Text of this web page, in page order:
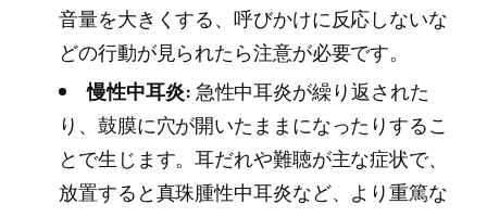
音量を大きくする、呼びかけに反応しないな
どの行動が見られたら注意が必要です。
慢性中耳炎:急性中耳炎が繰り返された
り、鼓膜に穴が開いたままになったりするこ
とで生じます。耳だれや難聴が主な症状で、
放置すると真珠腫性中耳炎など、より重篤な